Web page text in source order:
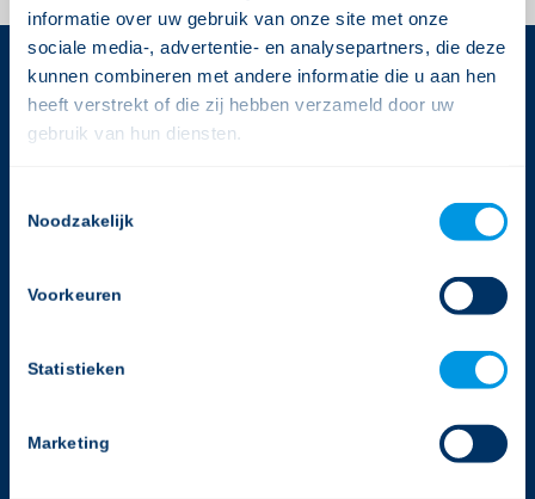
informatie over uw gebruik van onze site met onze
sociale media-, advertentie- en analysepartners, die deze
kunnen combineren met andere informatie die u aan hen
heeft verstrekt of die zij hebben verzameld door uw
gebruik van hun diensten.
Selection
Noodzakelijk
Voorkeuren
Statistieken
Marketing
CONTACTGEGEVENS
1062 MX Amsterdam
E:info@gerimedica.nl
E:support@gerimedica.nl